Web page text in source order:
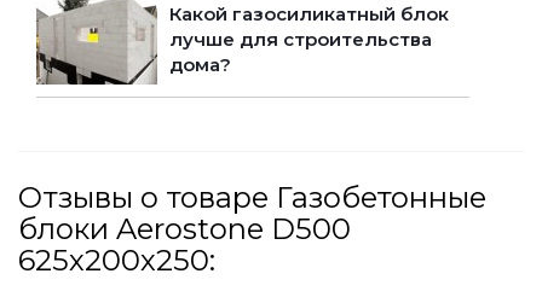
Какой газосиликатный блок
лучше для строительства
дома?
Отзывы о товаре Газобетонные
блоки Aerostone D500
625х200х250: